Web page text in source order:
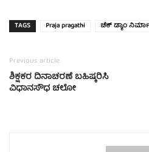
TAGS Praja pragathi ಚೆಕ್ ಡ್ಯಾಂ
Previous article
ಶಿಕ್ಷಕರ ದಿನಾಚರಣೆ ಬಹಿಷ್ಕರಿಸಿ
ವಿಧಾನಸೌಧ ಚಲೋ